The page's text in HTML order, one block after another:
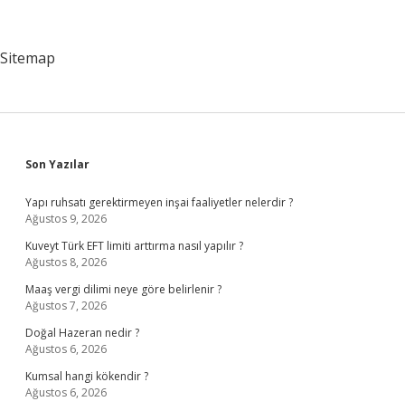
Sitemap
Sidebar
Son Yazılar
Yapı ruhsatı gerektirmeyen inşai faaliyetler nelerdir ?
Ağustos 9, 2026
Kuveyt Türk EFT limiti arttırma nasıl yapılır ?
Ağustos 8, 2026
Maaş vergi dilimi neye göre belirlenir ?
Ağustos 7, 2026
Doğal Hazeran nedir ?
Ağustos 6, 2026
Kumsal hangi kökendir ?
Ağustos 6, 2026